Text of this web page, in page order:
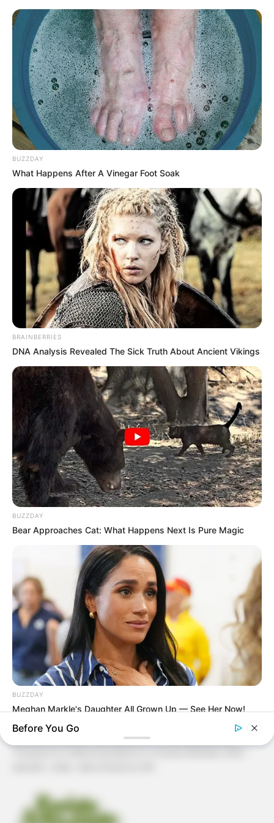
porta retratos personalizado
Porta Retrato
Personalizado: 47 Ideias
Criativas + Passo a Passo
18.079.935/0001-70
FBO Negócios de Treinamento e Marketing Digital
Artesanatos
Encadernação Artesanal
Filtro dos Sonhos
Lembrancinhas de Casamento
Pintura em Tecido
Sabonete artesanal
Artesanato com Garrafa Pet
Revista Artesanato - 18.079.935/0001-70 FBO Negócios de
BUZZDAY
What Happens After A Vinegar Foot Soak
BRAINBERRIES
DNA Analysis Revealed The Sick Truth About Ancient Vikings
BUZZDAY
Bear Approaches Cat: What Happens Next Is Pure Magic
BUZZDAY
Meghan Markle's Daughter All Grown Up — See Her Now!
Before You Go